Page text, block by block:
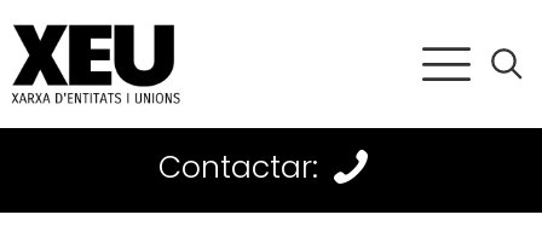
Contactar: